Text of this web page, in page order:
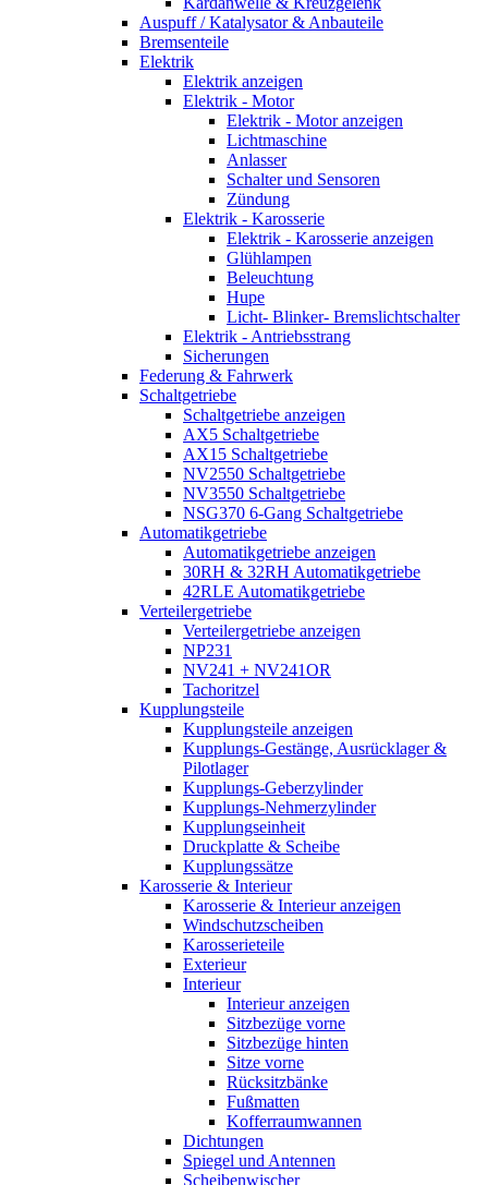
Auspuff / Katalysator & Anbauteile
Bremsenteile
Elektrik
Elektrik anzeigen
Elektrik - Motor
Elektrik - Motor anzeigen
Lichtmaschine
Anlasser
Schalter und Sensoren
Zündung
Elektrik - Karosserie
Elektrik - Karosserie anzeigen
Glühlampen
Beleuchtung
Hupe
Licht- Blinker- Bremslichtschalter
Elektrik - Antriebsstrang
Sicherungen
Federung & Fahrwerk
Schaltgetriebe
Schaltgetriebe anzeigen
AX5 Schaltgetriebe
AX15 Schaltgetriebe
NV2550 Schaltgetriebe
NV3550 Schaltgetriebe
NSG370 6-Gang Schaltgetriebe
Automatikgetriebe
Automatikgetriebe anzeigen
30RH & 32RH Automatikgetriebe
42RLE Automatikgetriebe
Verteilergetriebe
Verteilergetriebe anzeigen
NP231
NV241 + NV241OR
Tachoritzel
Kupplungsteile
Kupplungsteile anzeigen
Kupplungs-Gestänge, Ausrücklager &
Pilotlager
Kupplungs-Geberzylinder
Kupplungs-Nehmerzylinder
Kupplungseinheit
Druckplatte & Scheibe
Kupplungssätze
Karosserie & Interieur
Karosserie & Interieur anzeigen
Windschutzscheiben
Karosserieteile
Exterieur
Interieur
Interieur anzeigen
Sitzbezüge vorne
Sitzbezüge hinten
Sitze vorne
Rücksitzbänke
Fußmatten
Kofferraumwannen
Dichtungen
Spiegel und Antennen
Scheibenwischer